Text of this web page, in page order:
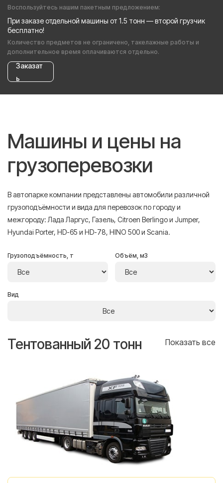
Воспользуйтесь нашим пакетным предложением:
При заказе отдельной машины от 1.5 тонн — второй грузчик
бесплатно!
Количество предметов не ограничено, такелажные работы и
дополнительное время оплачиваются отдельно.
Заказат
ь
Машины и цены на
грузоперевозки
В автопарке компании представлены автомобили различной
грузоподъёмности и вида для перевозок по городу и
межгороду: Лада Ларгус, Газель, Citroen Berlingo и Jumper,
Hyundai Porter, HD-65 и HD-78, HINO 500 и Scania.
Грузоподъёмность, т Объём, м3
Вид
Тентованный 20 тонн Показать все